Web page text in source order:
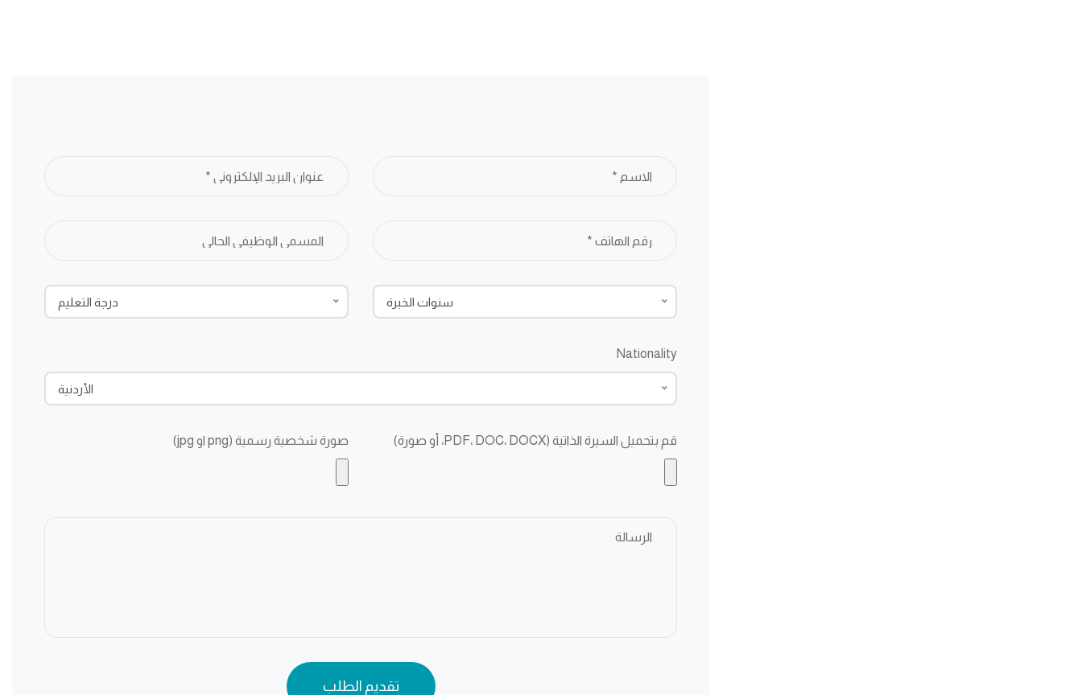
سنوات الخبرة درجة التعليم
Nationality
الأردنية
قم بتحميل السيرة الذاتية (PDF، DOC، DOCX، أو صورة) صورة شخصية رسمية (png او jpg)
تقديم الطلب